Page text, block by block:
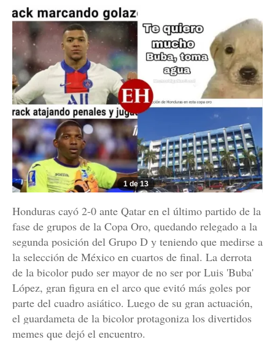
1 de 13
Honduras cayó 2-0 ante Qatar en el último partido de la
fase de grupos de la Copa Oro, quedando relegado a la
segunda posición del Grupo D y teniendo que medirse a
la selección de México en cuartos de final. La derrota
de la bicolor pudo ser mayor de no ser por Luis 'Buba'
López, gran figura en el arco que evitó más goles por
parte del cuadro asiático. Luego de su gran actuación,
el guardameta de la bicolor protagoniza los divertidos
memes que dejó el encuentro.